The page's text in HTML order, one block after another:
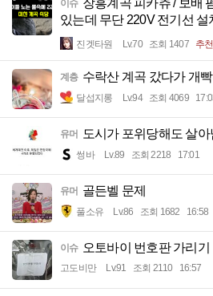
이슈 장흥계곡 피카츄 / 보배
있는데 무단 220V 전기선 설
진겟타원 Lv.70 조회 1407 추
계층 수락산 계곡 갔다가 개
달섭지롱 Lv.94 조회 4069
유머 도시가 포위당해도 살아
썽바 Lv.89 조회 2218 17:01
유머 골든벨 문제
풀소유 Lv.86 조회 1682 16:58
이슈 오토바이 번호판 가리기
고도비만 Lv.91 조회 2110 16:57